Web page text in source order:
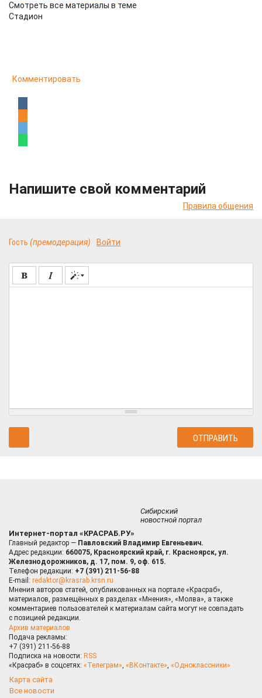
Смотреть все материалы в теме
Стадион
Комментировать
Напишите свой комментарий
Правила общения
Гость (премодерация) Войти
Сибирский
новостной портал
Интернет-портал «КРАСРАБ.РУ»
Главный редактор — Павловский Владимир Евгеньевич.
Адрес редакции: 660075, Красноярский край, г. Красноярск, ул.
Железнодорожников, д. 17, пом. 9, оф. 615.
Телефон редакции: +7 (391) 211-56-88
E-mail: redaktor@krasrab.krsn.ru
Мнения авторов статей, опубликованных на портале «Красраб»,
материалов, размещённых в разделах «Мнения», «Молва», а также
комментариев пользователей к материалам сайта могут не совпадать
с позицией редакции.
Архив материалов
Подача рекламы:
+7 (391) 211-56-88
Подписка на новости: RSS
«Красраб» в соцсетях: «Телеграм», «ВКонтакте», «Одноклассники»
Карта сайта
Все новости